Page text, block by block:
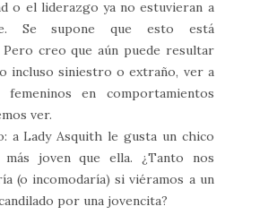
o el liderazgo ya no estuvieran a
Se supone que esto está
Pero creo que aún puede resultar
incluso siniestro o extraño, ver a
femeninos en comportamientos
ver.
a Lady Asquith le gusta un chico
más joven que ella. ¿Tanto nos
(o incomodaría) si viéramos a un
por una jovencita?